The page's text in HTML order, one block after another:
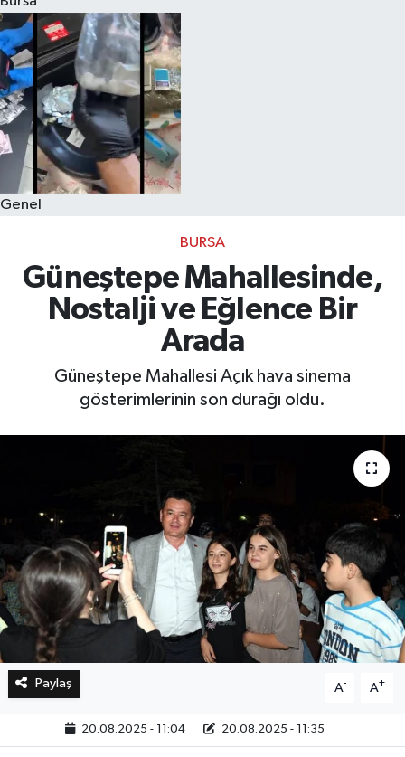
Genel
BURSA
Güneştepe Mahallesinde,
Nostalji ve Eğlence Bir
Arada
Güneştepe Mahallesi Açık hava sinema
gösterimlerinin son durağı oldu.
Paylaş A- A+
20.08.2025 - 11:04 20.08.2025 - 11:35
Eğitim
Sağlık
Dünya
Magazin
Kültür & Sanat
Teknoloji
Genel